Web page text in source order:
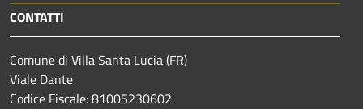
CONTATTI
Comune di Villa Santa Lucia (FR)
Viale Dante
Codice Fiscale: 81005230602